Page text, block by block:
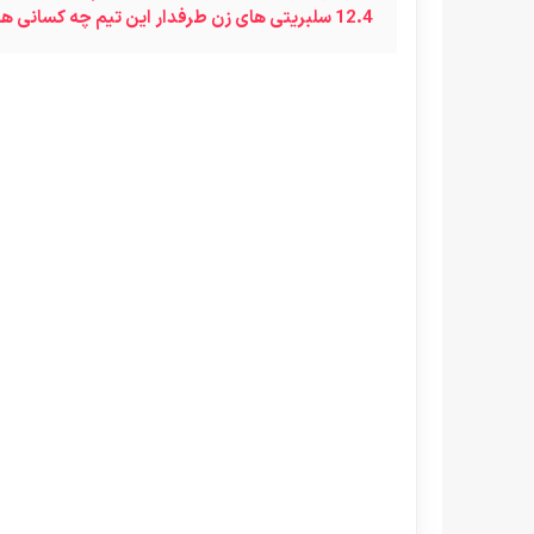
12.4سلبریتی های زن طرفدار این تیم چه کسانی